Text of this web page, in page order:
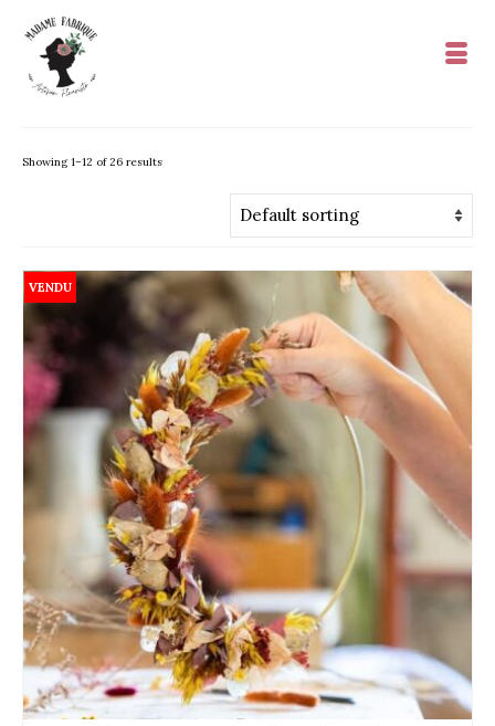
Showing 1–12 of 26 results
VENDU